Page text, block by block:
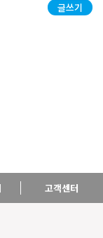
글쓰기
고객센터